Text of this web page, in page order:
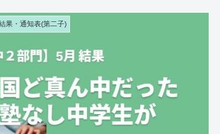
果・通知表(第二子)